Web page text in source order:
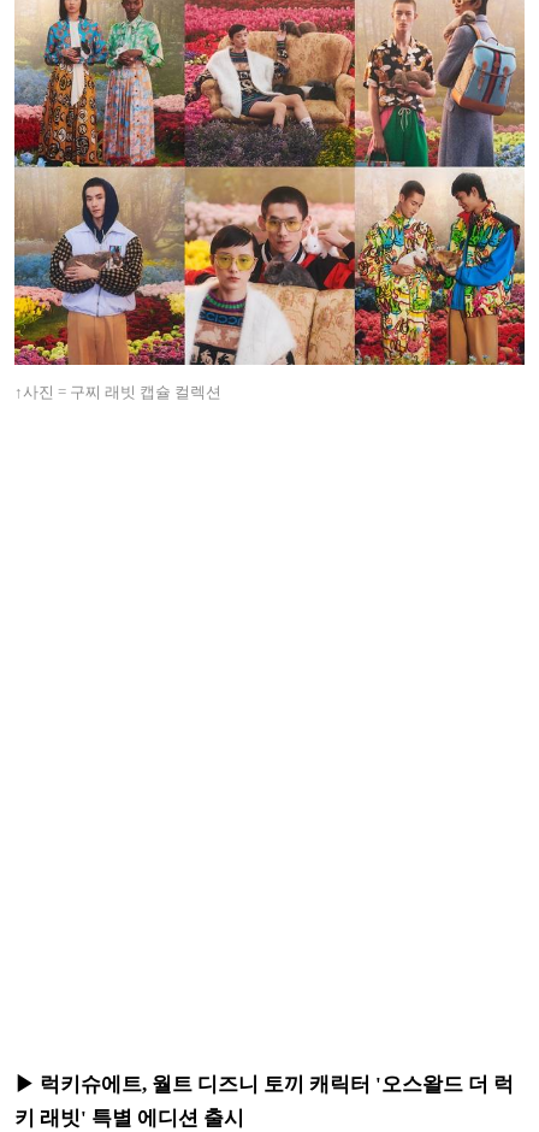
↑사진 = 구찌 래빗 캡슐 컬렉션
▶ 럭키슈에트, 월트 디즈니 토끼 캐릭터 '오스왈드 더 럭
키 래빗' 특별 에디션 출시